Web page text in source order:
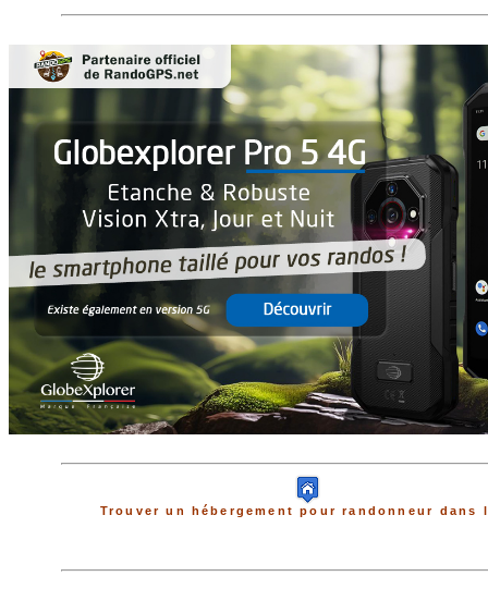
Trouver un hébergement pour randonneur dans